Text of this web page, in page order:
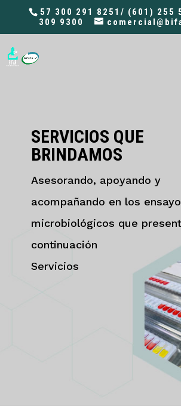
57 300 291 8251/ (601) 255
309 9300
SERVICIOS QUE
BRINDAMOS
Asesorando, apoyando y
acompañando en los
microbiológicos que
continuación
Servicios